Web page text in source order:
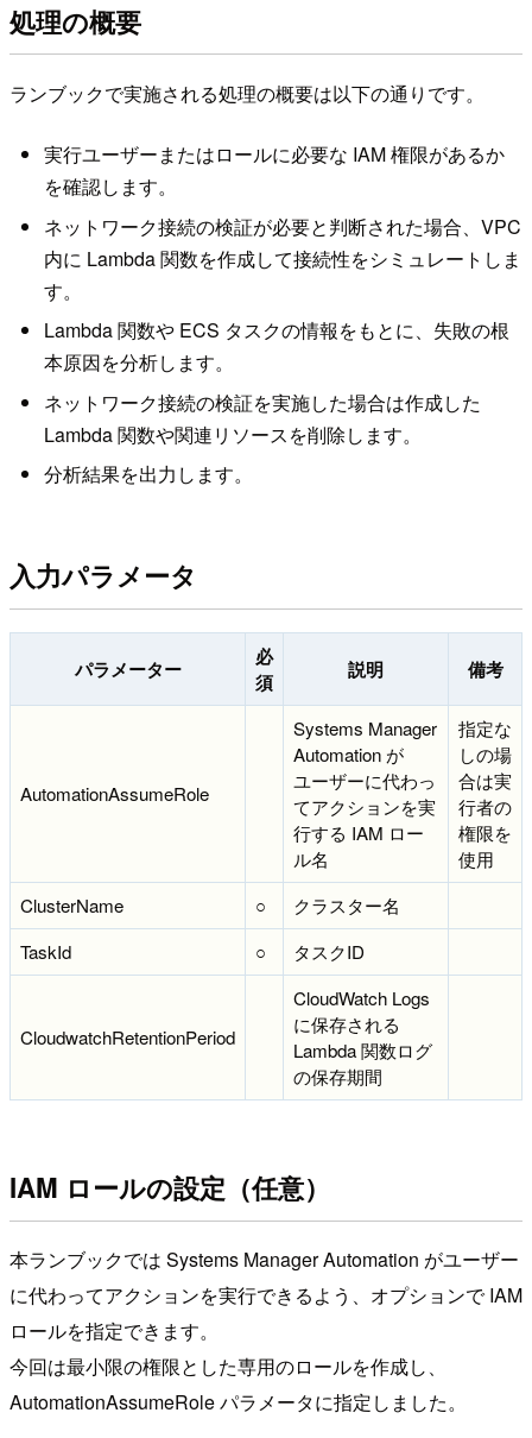
処理の概要
ランブックで実施される処理の概要は以下の通りです。
実行ユーザーまたはロールに必要な IAM 権限があるか
を確認します。
ネットワーク接続の検証が必要と判断された場合、VPC
内に Lambda 関数を作成して接続性をシミュレートしま
す。
Lambda 関数や ECS タスクの情報をもとに、失敗の根
本原因を分析します。
ネットワーク接続の検証を実施した場合は作成した
Lambda 関数や関連リソースを削除します。
分析結果を出力します。
入力パラメータ
パラメーター
必
須
説明 備考
AutomationAssumeRole
Systems Manager
Automation が
ユーザーに代わっ
てアクションを実
行する IAM ロー
ル名
指定な
しの場
合は実
行者の
権限を
使用
ClusterName
○
クラスター名
TaskId
○ タスクID
CloudwatchRetentionPeriod
CloudWatch Logs
に保存される
Lambda 関数ログ
の保存期間
IAM ロールの設定（任意）
本ランブックでは Systems Manager Automation がユーザー
に代わってアクションを実行できるよう、オプションで IAM
ロールを指定できます。
今回は最小限の権限とした専用のロールを作成し、
AutomationAssumeRole パラメータに指定しました。